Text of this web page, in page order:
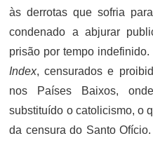
às derrotas que sofria
condenado a abjurar
prisão por tempo
Index, censurados e
nos Países Baixos,
substituído o catolicismo, o
da censura do Santo